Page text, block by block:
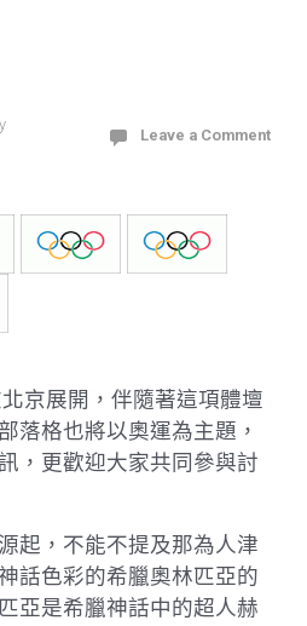
Leave a Comment
京展開，伴隨著這項體壇
落格也將以奧運為主題，
，更歡迎大家共同參與討
起，不能不提及那為人津
話色彩的希臘奧林匹亞的
亞是希臘神話中的超人赫